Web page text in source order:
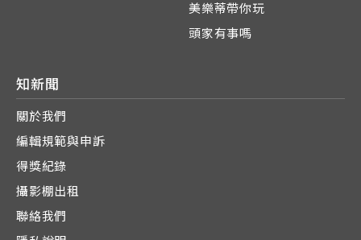
美樂蒂帶你玩
頭家有事嗎
知新聞
關於我們
編輯規範與申訴
得獎紀錄
攝影棚出租
聯絡我們